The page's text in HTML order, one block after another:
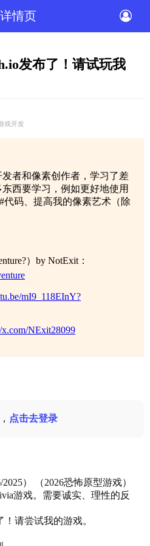
情页
发布了！请试玩我
戏开发
者和像素创作者，学习了差
西要学习，例如更好地使用
代码、提高我的像素艺术（除
）by NotExit：
mI9_118EInY?
x.com/NExit28099
点击去登录
） （2026恐怖原型游戏）
游戏。需要诚实、理性的反
请尝试我的游戏。